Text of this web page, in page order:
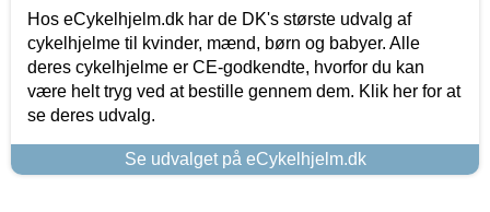
Hos eCykelhjelm.dk har de DK's største udvalg af
cykelhjelme til kvinder, mænd, børn og babyer. Alle
deres cykelhjelme er CE-godkendte, hvorfor du kan
være helt tryg ved at bestille gennem dem. Klik her for at
se deres udvalg.
Se udvalget på eCykelhjelm.dk